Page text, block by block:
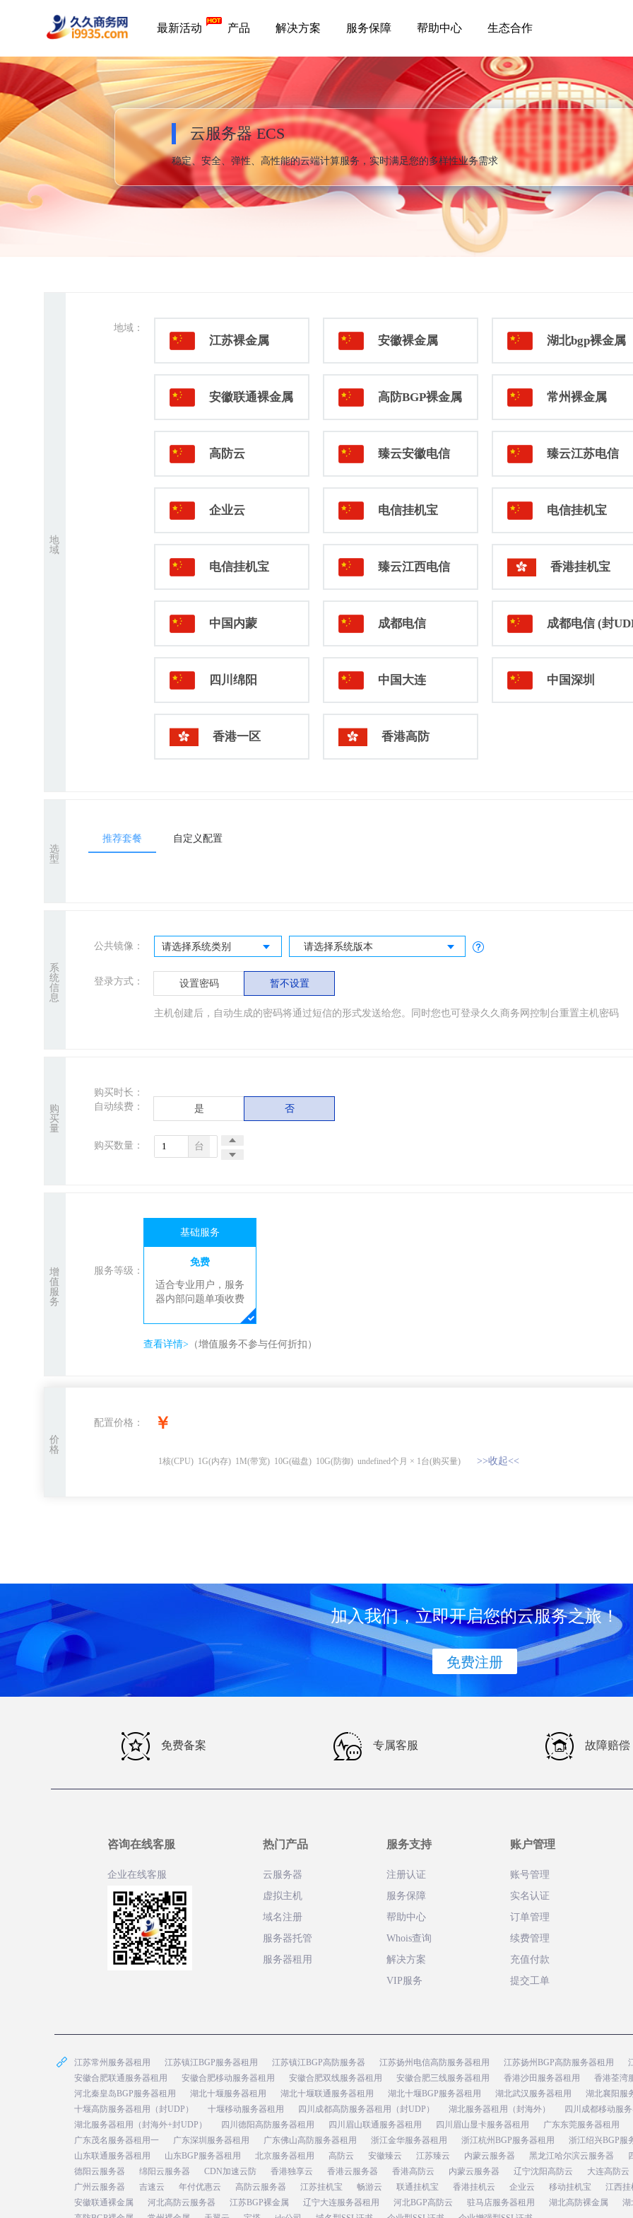
最新活动 产品 解决方案 服务保障 帮助中心 生态合作
云服务器 ECS
稳定、安全、弹性、高性能的云端计算服务，实时满足您的多样性业务需求
地
域
地域：
江苏裸金属 安徽裸金属 湖北bgp裸金属
安徽联通裸金属 高防BGP裸金属 常州裸金属
高防云 臻云安徽电信 臻云江苏电信
企业云 电信挂机宝 电信挂机宝
电信挂机宝 臻云江西电信 香港挂机宝
中国内蒙 成都电信 成都电信 (封
四川绵阳 中国大连 中国深圳
香港一区 香港高防
选
型
推荐套餐 自定义配置
系
统
信
息
公共镜像： 请选择系统类别 请选择系统版本
登录方式： 设置密码 暂不设置
主机创建后，自动生成的密码将通过短信的形式发送给您。同时您也可登录久久商务网控制台重置主机密码
购
买
量
购买时长：
自动续费：
是 否
购买数量： 台
增
值
服
务
服务等级：
基础服务
免费
适合专业用户，服务
器内部问题单项收费
查看详情> （增值服务不参与任何折扣）
价
格
配置价格： ￥
1核(CPU) 1G(内存) 1M(带宽) 10G(磁盘) 10G(防御) undefined个月 × 1台(购买量) >>收起<<
加入我们，立即开启您的云服务之旅！
免费注册
免费备案 专属客服 故障赔偿
咨询在线客服
企业在线客服
热门产品
云服务器
虚拟主机
域名注册
服务器托管
服务器租用
服务支持
注册认证
服务保障
帮助中心
Whois查询
解决方案
VIP服务
账户管理
账号管理
实名认证
订单管理
续费管理
充值付款
提交工单
江苏常州服务器租用 江苏镇江BGP服务器租用 江苏镇江BGP高防服务器 江苏扬州电信高防服务器租用 江苏扬州BGP高防服务器租用
安徽合肥联通服务器租用
安徽合肥移动服务器租用 安徽合肥双线服务器租用 安徽合肥三线服务器租用 香港沙田服务器租用
香港荃湾
河北秦皇岛BGP服务器租用
湖北十堰服务器租用 湖北十堰联通服务器租用 湖北十堰BGP服务器租用 湖北武汉服务器租用
湖北襄阳服
十堰高防服务器租用（封UDP）
十堰移动服务器租用 四川成都高防服务器租用（封UDP） 湖北服务器租用（封海外）
四川成都移动服
湖北服务器租用（封海外+封UDP）
四川德阳高防服务器租用 四川眉山联通服务器租用 四川眉山显卡服务器租用
广东东莞服务器租用
广东茂名服务器租用一
广东深圳服务器租用 广东佛山高防服务器租用 浙江金华服务器租用 浙江杭州BGP服务器租用
浙江绍兴BGP服
山东联通服务器租用
山东BGP服务器租用 北京服务器租用 高防云 安徽臻云 江苏臻云 内蒙云服务器 黑龙江哈尔滨云服务器
德阳云服务器
绵阳云服务器 CDN加速云防 香港独享云 香港云服务器 香港高防云 内蒙云服务器 辽宁沈阳高防云
大连高防云
广州云服务器
吉速云 年付优惠云 高防云服务器 江苏挂机宝 畅游云 联通挂机宝 香港挂机云 企业云 移动挂机宝
江西挂
安徽联通裸金属
河北高防云服务器 江苏BGP裸金属 辽宁大连服务器租用 河北BGP高防云 驻马店服务器租用 湖北高防裸金属
湖